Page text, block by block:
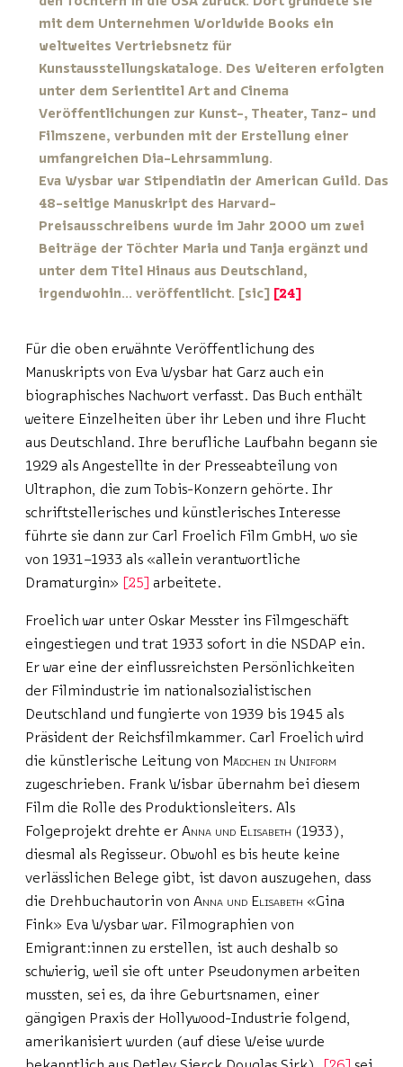
mit dem Unternehmen Worldwide Books ein
weltweites Vertriebsnetz für
Kunstausstellungskataloge. Des Weiteren erfolgten
unter dem Serientitel Art and Cinema
Veröffentlichungen zur Kunst-, Theater, Tanz- und
Filmszene, verbunden mit der Erstellung einer
umfangreichen Dia­-Lehrsammlung.
Eva Wysbar war Stipendiatin der American Guild. Das
48-seitige Manuskript des Harvard-
Preisausschreibens wurde im Jahr 2000 um zwei
Beiträge der Töchter Maria und Tanja ergänzt und
unter dem Titel Hinaus aus Deutschland,
irgendwohin… veröffentlicht. [sic] 24
Für die oben erwähnte Veröffentlichung des
Manuskripts von Eva Wysbar hat Garz auch ein
biographisches Nachwort verfasst. Das Buch enthält
weitere Einzelheiten über ihr Leben und ihre Flucht
aus Deutschland. Ihre berufliche Laufbahn begann sie
1929 als Angestellte in der Presseabteilung von
Ultraphon, die zum Tobis-Konzern gehörte. Ihr
schriftstellerisches und künstlerisches Interesse
führte sie dann zur Carl Froelich Film GmbH, wo sie
von 1931–1933 als «allein verantwortliche
Dramaturgin»
25 arbeitete.
Froelich war unter Oskar Messter ins Filmgeschäft
eingestiegen und trat 1933 sofort in die NSDAP ein.
Er war eine der einflussreichsten Persönlichkeiten
der Filmindustrie im nationalsozialistischen
Deutschland und fungierte von 1939 bis 1945 als
Präsident der Reichsfilmkammer. Carl Froelich wird
die künstlerische Leitung von Mädchen in Uniform
zugeschrieben. Frank Wisbar übernahm bei diesem
Film die Rolle des Produktionsleiters. Als
Folgeprojekt drehte er Anna und Elisabeth (1933),
diesmal als Regisseur. Obwohl es bis heute keine
verlässlichen Belege gibt, ist davon auszugehen, dass
die Drehbuchautorin von Anna und Elisabeth «Gina
Fink» Eva Wysbar war. Filmographien von
Emigrant:innen zu erstellen, ist auch deshalb so
schwierig, weil sie oft unter Pseudonymen arbeiten
mussten, sei es, da ihre Geburtsnamen, einer
gängigen Praxis der Hollywood-Industrie folgend,
amerikanisiert wurden (auf diese Weise wurde